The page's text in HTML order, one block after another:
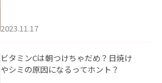
2023.11.17
ビタミンCは朝つけちゃだめ？日焼け
やシミの原因になるってホント？